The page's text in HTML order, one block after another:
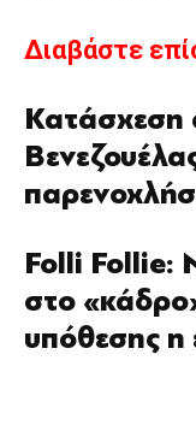
Διαβάστε
Κατάσχεση
Folli Follie:
στο
υπόθεσης η